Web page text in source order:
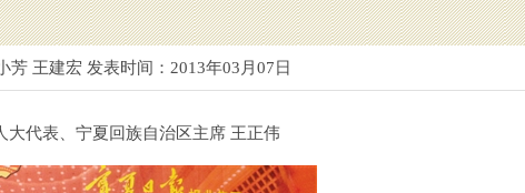
芳 王建宏 发表时间： 2013年03月07日
代表、宁夏回族自治区主席 王正伟